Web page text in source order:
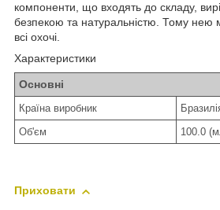
компоненти, що входять до складу,
безпекою та натуральністю. Тому нею
всі охочі.
Характеристики
Основні
Країна виробник
Об'єм
100.0
Приховати